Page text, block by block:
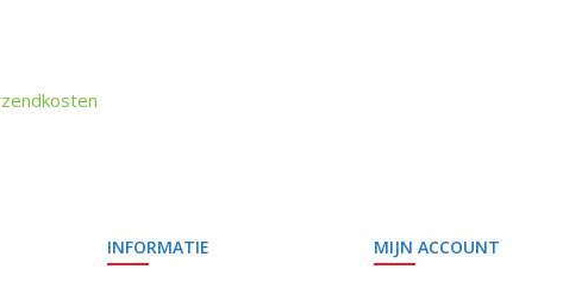
INFORMATIE MIJN ACCOUNT